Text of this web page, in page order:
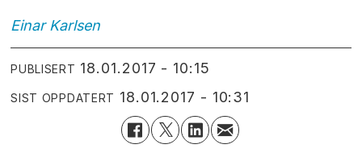
Einar Karlsen
PUBLISERT 18.01.2017 - 10:15
SIST OPPDATERT 18.01.2017 - 10:31